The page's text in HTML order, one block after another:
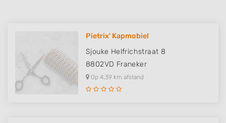
Pietrix' Kapmobiel
Sjouke Helfrichstraat 8
8802VD Franeker
Op 4,39 km afstand